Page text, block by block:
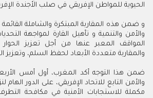
الحيوية للمواطن الإفريقي في صلب الأجندة
و ضمن هذه المقاربة المبتكرة والشاملة القائمة
والأمن والتنمية و تأهيل القارة لمواجهة
المواقف المعبر عنها من أجل تعزيز الحوار
والمقاربة متعددة الأبعاد لحفظ السلم، وتعزيز
ضمن هذا التوجه أكد المغرب، أول أمس
والأمن التابع للاتحاد الإفريقي، على الدور الهام
مكملة للاستجابات الأمنية في مكافحة